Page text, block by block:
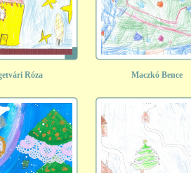
Róza Maczkó Bence